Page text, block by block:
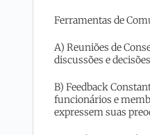
Ferramentas de
A) Reuniões de
discussões e
B) Feedback
funcionários e
expressem suas